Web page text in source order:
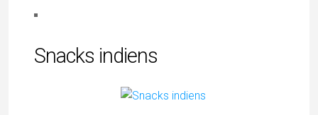
Snacks indiens